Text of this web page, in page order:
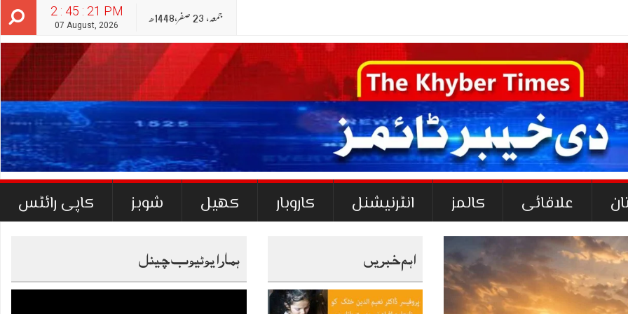
2 : 45 : 22 PM
07 August, 2026
جمعہ‬‮, 23 صفر‬,1448ھ
علاقائی کالمز انٹرنیشنل کاروبار کھیل شوبز کاپی رائٹس
اہم خبریں ہمارا یوٹیوب چینل